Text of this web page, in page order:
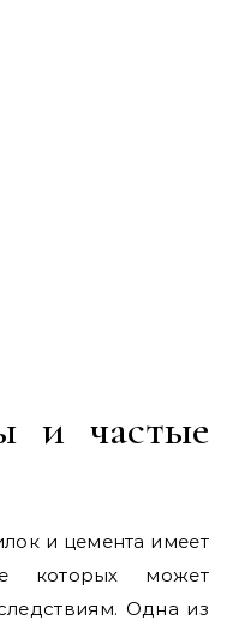
и частые
и цемента имеет
которых может
Одна из